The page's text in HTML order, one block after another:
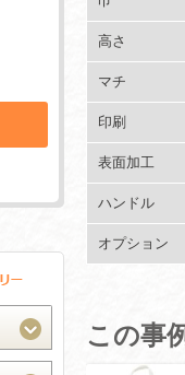
高さ
マチ
印刷
表面加工
ハンドル
オプション
この事